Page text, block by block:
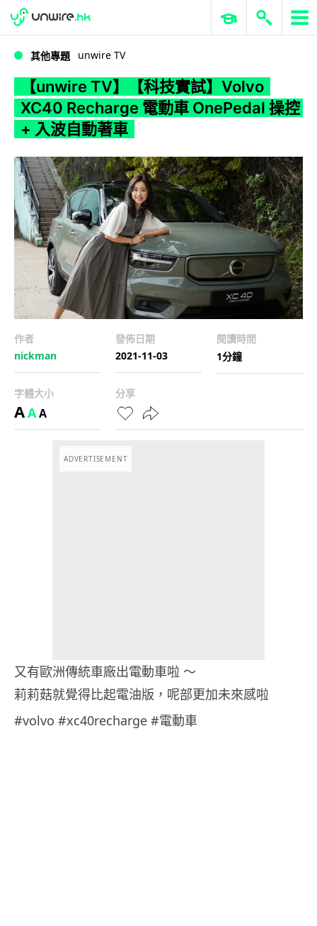
WWDC 2026 ERP 與商業 AI
其他專題 unwire TV
【unwire TV】【科技實試】Volvo
XC40 Recharge 電動車 OnePedal 操控
+ 入波自動著車
作者
nickman
發佈日期
2021-11-03
閱讀時間
1分鐘
字體大小
AAA
分享
ADVERTISEMENT
又有歐洲傳統車廠出電動車啦 ～
莉莉菇就覺得比起電油版，呢部更加未來感啦
#volvo #xc40recharge #電動車